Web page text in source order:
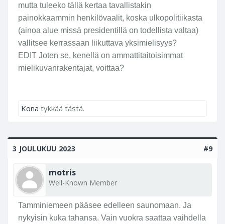
mutta tuleeko tällä kertaa tavallistakin
painokkaammin henkilövaalit, koska ulkopolitiikasta
(ainoa alue missä presidentillä on todellista valtaa)
vallitsee kerrassaan liikuttava yksimielisyys?
EDIT Joten se, kenellä on ammattitaitoisimmat
mielikuvanrakentajat, voittaa?
Kona tykkää tästä.
3 JOULUKUU 2023 #9
motris
Well-Known Member
Tamminiemeen pääsee edelleen saunomaan. Ja
nykyisin kuka tahansa. Vain vuokra saattaa vaihdella